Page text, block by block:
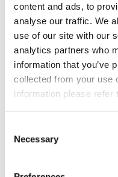
content and ads, to
analyse our traffic. We
use of our site with our
analytics partners who
information that you’ve
collected from your use
information please refer
Selection
Necessary
Causes,
risque et
vie
augmentent le risque
Quelles sont